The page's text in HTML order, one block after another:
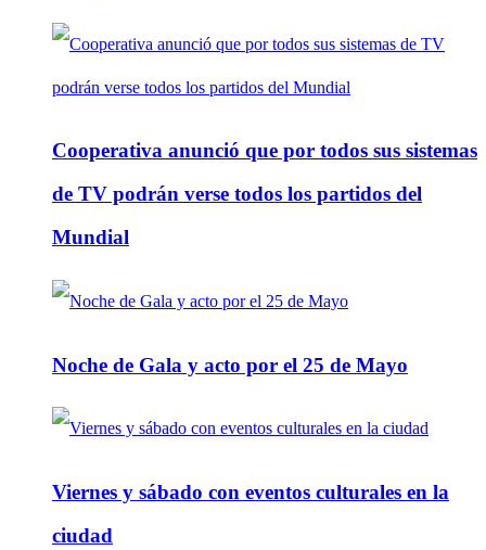
Cooperativa anunció que por todos sus sistemas
de TV podrán verse todos los partidos del
Mundial
Noche de Gala y acto por el 25 de Mayo
Viernes y sábado con eventos culturales en la
ciudad